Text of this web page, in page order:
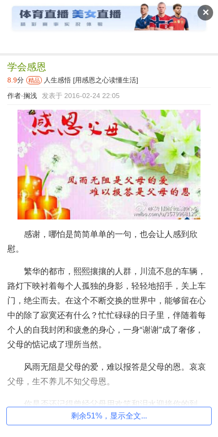
✕
读文斋
学会感恩
8.9分 精品 人生感悟 [用感恩之心读懂生活]
作者·搁浅 发表于 2016-02-24 22:05
感谢，哪怕是简简单单的一句，也会让人感到欣
慰。
繁华的都市，熙熙攘攘的人群，川流不息的车辆，
路灯下映衬着每个人孤独的身影，轻轻地招手，关上车
门，绝尘而去。在这个不断交换的世界中，能够留在心
中的除了寂寞还有什么？忙忙碌碌的日子里，伴随着每
个人的自我封闭和疲惫的身心，一身“谢谢”成了奢侈，
父母的惦记成了理所当然。
风雨无阻是父母的爱，难以报答是父母的恩。哀哀
父母，生不养儿不知父母恩。
你是否还记得曾经父母用欢笑和泪水迎接你的到
来；是否还记得曾经父母给了你多少呵护与关爱；是否
剩余51%，显示全文...